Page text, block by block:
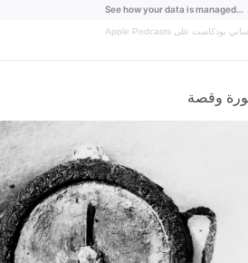
بودكاست على Apple Podcasts
وقصة